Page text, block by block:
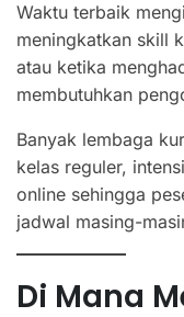
Waktu terbaik
meningkatkan skill
atau ketika
membutuhkan
Banyak lembaga
kelas reguler,
online sehingga
jadwal masing-
Di Mana